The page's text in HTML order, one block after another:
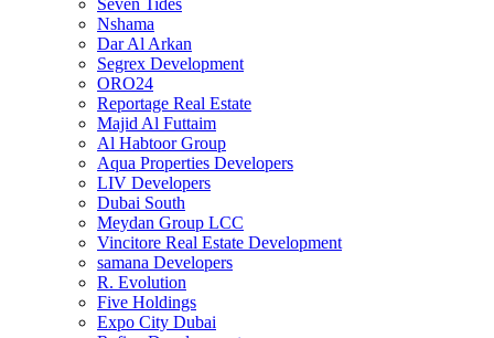
Seven Tides
Nshama
Dar Al Arkan
Segrex Development
ORO24
Reportage Real Estate
Majid Al Futtaim
Al Habtoor Group
Aqua Properties Developers
LIV Developers
Dubai South
Meydan Group LCC
Vincitore Real Estate Development
samana Developers
R. Evolution
Five Holdings
Expo City Dubai